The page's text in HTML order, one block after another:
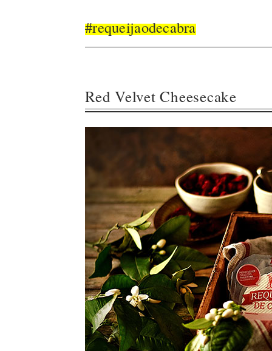
#requeijaodecabra
Red Velvet Cheesecake